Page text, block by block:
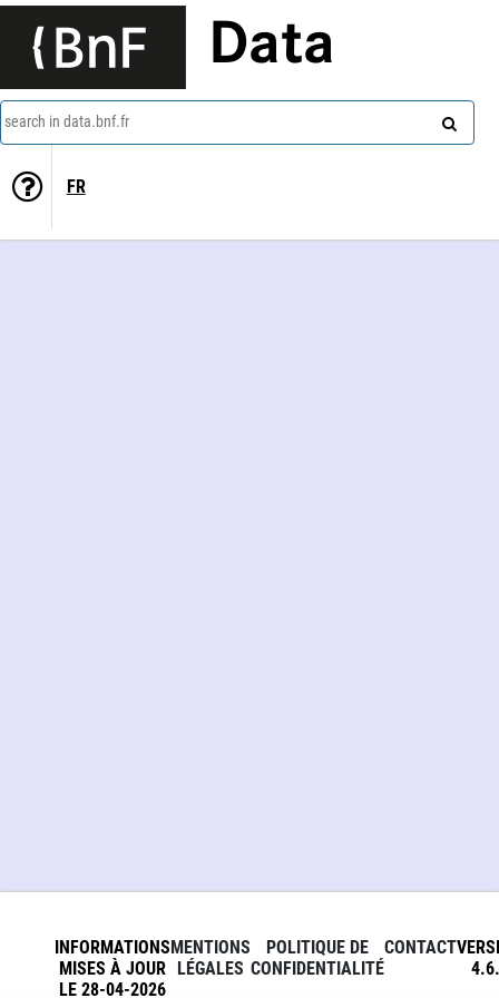
Data
search in data.bnf.fr
FR
INFORMATIONS
MISES À JOUR
LE 28-04-2026
MENTIONS
LÉGALES
POLITIQUE DE
CONFIDENTIALITÉ
CONTACT